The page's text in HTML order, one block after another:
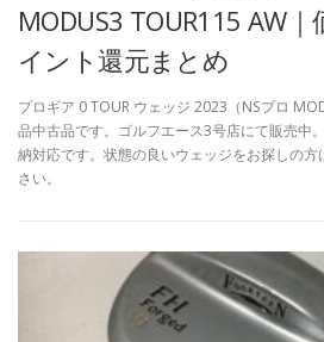
MODUS3 TOUR115 AW
イント還元まとめ
プロギア 0 TOUR ウェッジ 2023（NSプロ
品中古品です。ゴルフエース3号店にて販売中
納対応です。状態の良いウェッジをお探しの
さい。